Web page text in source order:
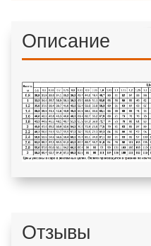
Описание
Отзывы